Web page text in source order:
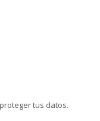
tus datos.